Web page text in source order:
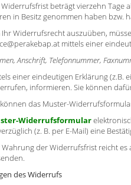
Widerrufsfrist beträgt vierzehn Tage
in Besitz genommen haben bzw.
Ihr Widerrufsrecht auszuüben,
mittels einer
Anschrift, Telefonnummer,
einer eindeutigen Erklärung (z.B.
informieren. Sie können
das Muster-
Widerrufsformular
(z. B. per E-Mail) eine
Wahrung der Widerrufsfrist reicht
des Widerrufs